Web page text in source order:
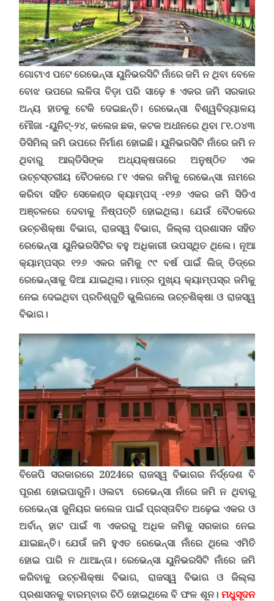
ଗୋଟାଏ ପଟେ ରେଭେନ୍ସା ୟୁନିଭରସିଟି ନାଁରେ ଜମି ନ ଥିବା ବେଳେ
ବୋଝ ଉପରେ ଲଳିତା ବିଡ଼ା ପରି ସାଢ଼େ ୫ ଏକର ଜମି ସରକାର
ଅନ୍ୟ ହାତକୁ ଟେକି ଦେଇଛନ୍ତି।ରେଭେନ୍ସା ବିଶ୍ୱବିଦ୍ୟାଳୟ
ମୌଜା -ୟୁନିଟ୍‌-୨୪, କଲେଜ ଛକ,କଟକ ଅଧୀନରେ ଥିବା ୮୧.୦୪୩
ଡିସିମିଲ୍‌ ଜମି ଉପରେ ନିର୍ମାଣ ହୋଇଛି। ୟୁନିଭରସିଟି ନାଁରେ ଜମି ନ
ଥିବାରୁ ଆର୍‌ଡିସିଙ୍କ ଅଧ୍ୟକ୍ଷତାରେ ଅନୁଷ୍ଠିତ ଏକ
ଉଚ୍ଚସ୍ତରୀୟ ବୈଠକରେ ୮୧ ଏକର ଜମିକୁ ରେଭେନ୍ସା ନାମରେ
କରିବା ସହିତ ସେକେଣ୍ଡ କ୍ୟାମ୍ପସ୍‌ -୧୨୬ ଏକର ଜମି ସିଡିଏ
ଅଞ୍ଚଳରେ ଦେବାକୁ ନିଷ୍ପତ୍ତି ହୋଇଥିଲା। ଯେଉଁ ବୈଠକରେ
ଉଚ୍ଚଶିକ୍ଷା ବିଭାଗ, ରାଜସ୍ୱ ବିଭାଗ, ଜିଲ୍ଲା ପ୍ରଶାସନ ସହିତ
ରେଭେନ୍ସା ୟୁନିଭରସିଟିର ବହୁ ଅଧିକାରୀ ଉପସ୍ଥିତ ଥିଲେ। ନୂଆ
କ୍ୟାମ୍ପସ୍‌ର ୧୨୬ ଏକର ଜମିକୁ ୯୯ ବର୍ଷ ପାଇଁ ଲିଜ୍‌ ଡିଡ୍‌ରେ
ରେଭେନ୍ସାକୁ ଦିଆ ଯାଇଥିଲା। ମାତ୍ର ମୁଖ୍ୟ କ୍ୟାମ୍ପସ୍‌ର ଜମିକୁ
ନେଇ ଦେଇଥିବା ପ୍ରତିଶ୍ରୁତି ଭୁଲିଗଲେ ଉଚ୍ଚଶିକ୍ଷା ଓ ରାଜସ୍ୱ
ବିଭାଗ।
ବିଜେପି ସରକାରରେ 2024ରେ ରାଜସ୍ୱ ବିଭାଗର ନିର୍ଦ୍ଦେଶ ବି
ପୂରଣ ହୋଇପାରୁନି। ଓଲଟା ରେଭେନ୍ସା ନାଁରେ ଜମି ନ ଥିବାରୁ
ରେଭେନ୍ସା ଜୁନିୟର କଲେଜ ପାଇଁ ପ୍ରସ୍ତାବିତ ଅ‌ଢ଼େଇ ଏକର ଓ
ଅର୍ବାନ୍‌ ହାଟ ପାଇଁ ୩ ଏକରରୁ ଅଧିକ ଜମିକୁ ସରକାର ନେଇ
ଯାଇଛନ୍ତି। ଯେଉଁ ଜମି ହୁଏତ ରେଭେନ୍ସା ନାଁରେ ଥିଲେ ଏମିତି
ହୋଇ ପାରି ନ ଥାଆନ୍ତା। ରେଭେନ୍ସା ୟୁନିଭରସିଟି ନାଁରେ ଜମି
କରିବାକୁ ଉଚ୍ଚଶିକ୍ଷା ବିଭାଗ, ରାଜସ୍ୱ ବିଭାଗ ଓ ଜିଲ୍ଲା
ପ୍ରଶାସନକୁ ବାରମ୍ବାର ଚିଠି ହୋଇଥିଲେ ବି ଫଳ ଶୂନ। ମଧୁସଦନ